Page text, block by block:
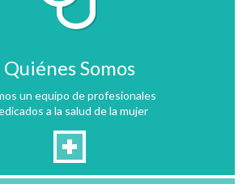
Quiénes Somos
un equipo de profesionales
a la salud de la mujer